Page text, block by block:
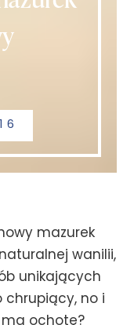
mazurek
wanilii,
unikających
chrupiący, no i
ma ochotę?